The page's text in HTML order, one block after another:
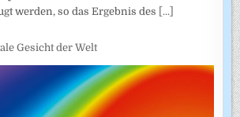
werden, so das Ergebnis des [...]
Gesicht der Welt